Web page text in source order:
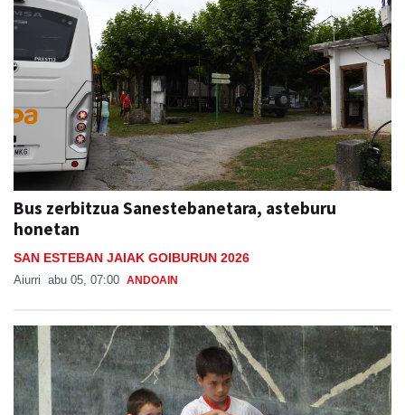
Bus zerbitzua Sanestebanetara, asteburu
honetan
SAN ESTEBAN JAIAK GOIBURUN 2026
Aiurri abu 05, 07:00 ANDOAIN